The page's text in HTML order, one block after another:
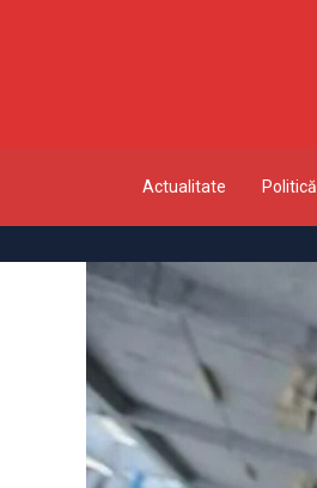
Actualitate Politică